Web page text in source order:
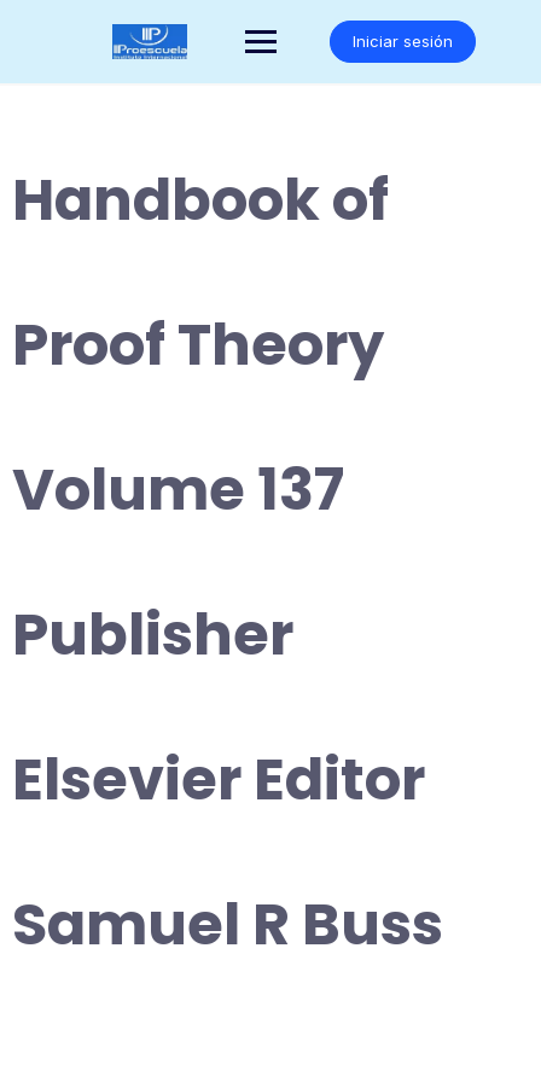
Iniciar sesión
Handbook of
Proof Theory
Volume 137
Publisher
Elsevier Editor
Samuel R Buss